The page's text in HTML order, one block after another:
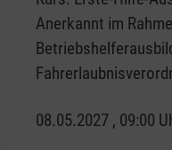
Anerkannt im
08.05.2027 , 09:00